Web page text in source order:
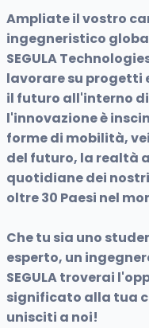
Ampliate il vostro
ingegneristico
SEGULA
lavorare su progetti
il futuro all'interno
l'innovazione è
forme di mobilità,
del futuro, la realtà
quotidiane dei
oltre 30 Paesi nel
Che tu sia uno
esperto, un
SEGULA troverai
significato alla tua
unisciti a noi!